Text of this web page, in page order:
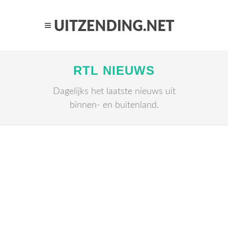
RTL NIEUWS
Dagelijks het laatste nieuws uit
binnen- en buitenland.